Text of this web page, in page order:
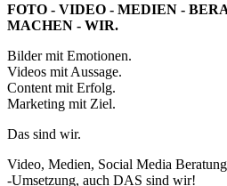
FOTO - VIDEO - MEDIEN -
MACHEN - WIR.
Bilder mit Emotionen.
Videos mit Aussage.
Content mit Erfolg.
Marketing mit Ziel.
Das sind wir.
Video, Medien, Social Media
-Umsetzung, auch DAS sind wir!